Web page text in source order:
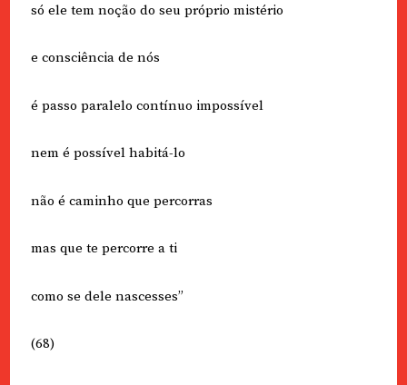
só ele tem noção do seu próprio mistério
e consciência de nós
é passo paralelo contínuo impossível
nem é possível habitá-lo
não é caminho que percorras
mas que te percorre a ti
como se dele nascesses”
(68)